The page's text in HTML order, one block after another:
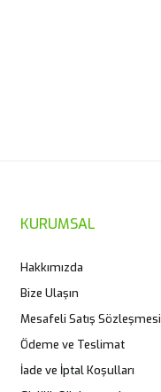
KURUMSAL
Hakkımızda
Bize Ulaşın
Mesafeli Satış Sözleşmesi
Ödeme ve Teslimat
İade ve İptal Koşulları